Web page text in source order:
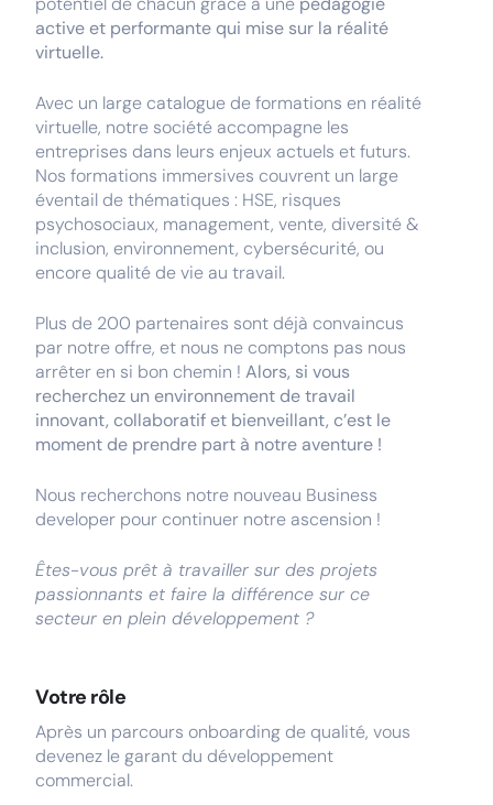
active et performante qui mise sur la réalité
virtuelle.
Avec un large catalogue de formations en réalité
virtuelle, notre société accompagne les
entreprises dans leurs enjeux actuels et futurs.
Nos formations immersives couvrent un large
éventail de thématiques : HSE, risques
psychosociaux, management, vente, diversité &
inclusion, environnement, cybersécurité, ou
encore qualité de vie au travail.
Plus de 200 partenaires sont déjà convaincus
par notre offre, et nous ne comptons pas nous
arrêter en si bon chemin ! Alors, si vous
recherchez un environnement de travail
innovant, collaboratif et bienveillant, c’est le
moment de prendre part à notre aventure !
Nous recherchons notre nouveau Business
developer pour continuer notre ascension !
Êtes-vous prêt à travailler sur des projets
passionnants et faire la différence sur ce
secteur en plein développement ?
Votre rôle
Après un parcours onboarding de qualité, vous
devenez le garant du développement
commercial.